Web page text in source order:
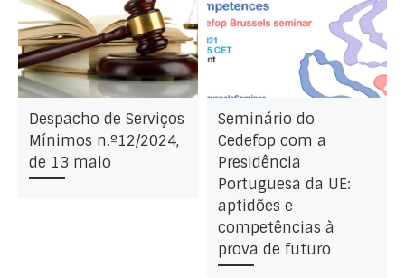
Despacho de Serviços
Mínimos n.º12/2024,
de 13 maio
Seminário do
Cedefop com a
Presidência
Portuguesa da UE:
aptidões e
competências à
prova de futuro